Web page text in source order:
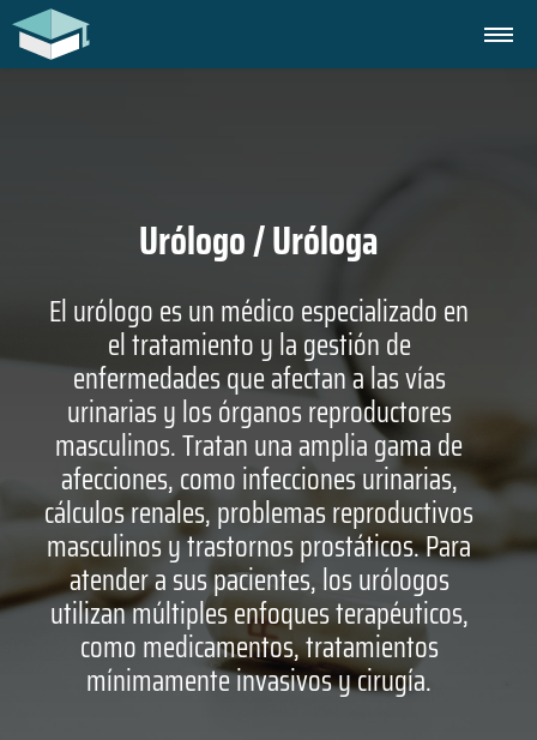
Urólogo / Uróloga
El urólogo es un médico especializado en
el tratamiento y la gestión de
enfermedades que afectan a las vías
urinarias y los órganos reproductores
masculinos. Tratan una amplia gama de
afecciones, como infecciones urinarias,
cálculos renales, problemas reproductivos
masculinos y trastornos prostáticos. Para
atender a sus pacientes, los urólogos
utilizan múltiples enfoques terapéuticos,
como medicamentos, tratamientos
mínimamente invasivos y cirugía.